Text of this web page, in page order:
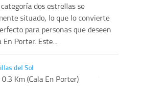
dos estrellas se
situado, lo que lo convierte
para personas que deseen
Porter. Este...
del Sol
0.3 Km (Cala En Porter)